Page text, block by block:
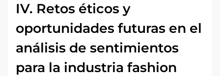
IV. Retos éticos y
oportunidades futuras en el
análisis de sentimientos
para la industria fashion